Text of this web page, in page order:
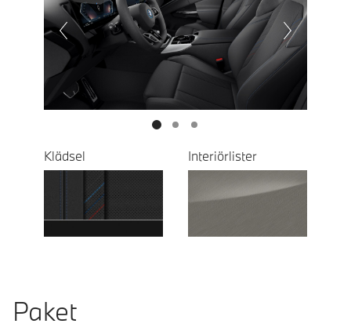
Prevoius
Next
Klädsel Interiörlister
Paket